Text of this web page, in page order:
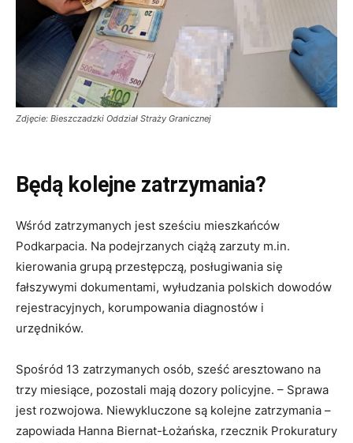
Zdjęcie: Bieszczadzki Oddział Straży Granicznej
Będą kolejne zatrzymania?
Wśród zatrzymanych jest sześciu mieszkańców
Podkarpacia. Na podejrzanych ciążą zarzuty m.in.
kierowania grupą przestępczą, posługiwania się
fałszywymi dokumentami, wyłudzania polskich dowodów
rejestracyjnych, korumpowania diagnostów i
urzędników.
Spośród 13 zatrzymanych osób, sześć aresztowano na
trzy miesiące, pozostali mają dozory policyjne. – Sprawa
jest rozwojowa. Niewykluczone są kolejne zatrzymania –
zapowiada Hanna Biernat-Łożańska, rzecznik Prokuratury